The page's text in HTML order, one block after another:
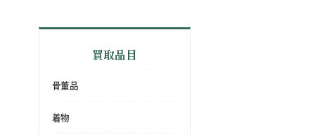
買取品目
骨董品
着物